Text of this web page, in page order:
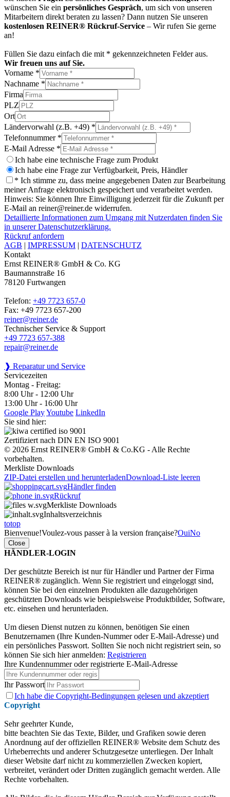
wünschen Sie ein persönliches Gespräch, um sich von unseren
Mitarbeitern direkt beraten zu lassen? Dann nutzen Sie unseren
kostenlosen REINER® Rückruf-Service – Wir rufen Sie gerne
an!
Füllen Sie dazu einfach die mit * gekennzeichneten Felder aus.
Wir freuen uns auf Sie.
Vorname *
Nachname *
Firma
PLZ
Ort
Ländervorwahl (z.B. +49) *
Telefonnummer *
E-Mail Adresse *
Ich habe eine technische Frage zum Produkt
Ich habe eine Frage zur Verfügbarkeit, Preis, Händler
* Ich stimme zu, dass meine angegebenen Daten zur Bearbeitung
meiner Anfrage elektronisch gespeichert und verarbeitet werden.
Hinweis: Sie können Ihre Einwilligung jederzeit für die Zukunft per
E-Mail an reiner@reiner.de widerrufen.
Detaillierte Informationen zum Umgang mit Nutzerdaten finden Sie
in unserer Datenschutzerklärung.
Rückruf anfordern
AGB | IMPRESSUM | DATENSCHUTZ
Kontakt
Ernst REINER® GmbH & Co. KG
Baumannstraße 16
78120 Furtwangen
Telefon: +49 7723 657-0
Fax: +49 7723 657-200
reiner@reiner.de
Technischer Service & Support
+49 7723 657-388
repair@reiner.de
❱ Reparatur und Service
Servicezeiten
Montag - Freitag:
8:00 Uhr - 12:00 Uhr
13:00 Uhr - 16:00 Uhr
Google PlayYoutube LinkedIn
Sie sind hier:
Zertifiziert nach DIN EN ISO 9001
© 2026 Ernst REINER® GmbH & Co.KG - Alle Rechte
vorbehalten.
Merkliste Downloads
ZIP-Datei erstellen und herunterladenDownload-Liste leeren
Händler finden
Rückruf
Merkliste Downloads
Inhaltsverzeichnis
totop
Bienvenue!Voulez-vous passer à la version française?OuiNo
Close
HÄNDLER-LOGIN
Der geschützte Bereich ist nur für Händler und Partner der Firma
REINER® zugänglich. Wenn Sie registriert und eingeloggt sind,
können Sie bei den einzelnen Produkten alle dazugehörigen
geschützten Downloads wie beispielsweise Produktbilder, Software,
etc. einsehen und herunterladen.
Um diesen Dienst nutzen zu können, benötigen Sie einen
Benutzernamen (Ihre Kunden-Nummer oder E-Mail-Adresse) und
ein persönliches Passwort. Sollten Sie noch nicht registriert sein, so
können Sie sich hier anmelden: Registrieren
Ihre Kundennummer oder registrierte E-Mail-Adresse
Ihr Passwort
Ich habe die Copyright-Bedingungen gelesen und akzeptiert
Copyright
Sehr geehrter Kunde,
bitte beachten Sie das Texte, Bilder, und Grafiken sowie deren
Anordnung auf der offiziellen REINER® Website dem Schutz des
Urheberrechts und anderer Schutzgesetze unterliegen. Der Inhalt
dieser Website darf nicht zu kommerziellen Zwecken kopiert,
verbreitet, verändert oder Dritten zugänglich gemacht werden. Alle
Rechte vorbehalten.